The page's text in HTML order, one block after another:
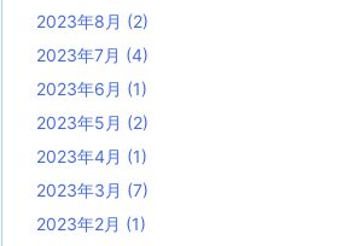
2023年8月 (2)
2023年7月 (4)
2023年6月 (1)
2023年5月 (2)
2023年4月 (1)
2023年3月 (7)
2023年2月 (1)